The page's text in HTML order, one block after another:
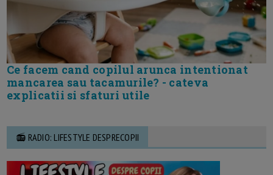
Ce facem cand copilul arunca intentionat
mancarea sau tacamurile? - cateva
explicatii si sfaturi utile
📻 RADIO: LIFESTYLE DESPRECOPII